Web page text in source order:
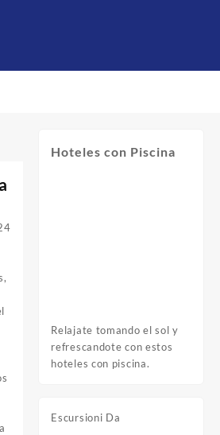
Hoteles con Piscina
Relajate tomando el sol y
refrescandote con estos
hoteles con piscina.
Escursioni Da